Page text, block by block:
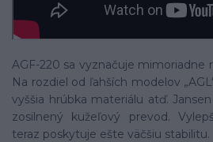
AGF-220 sa vyznačuje mimoriadne
Na rozdiel od ľahších modelov
vyššia hrúbka materiálu atď.
zosilnený kužeľový prevod.
teraz poskytuje ešte väčšiu stabilitu.